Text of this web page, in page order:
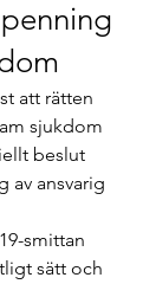
att rätten
sjukdom
beslut
av ansvarig
smittan
sätt och